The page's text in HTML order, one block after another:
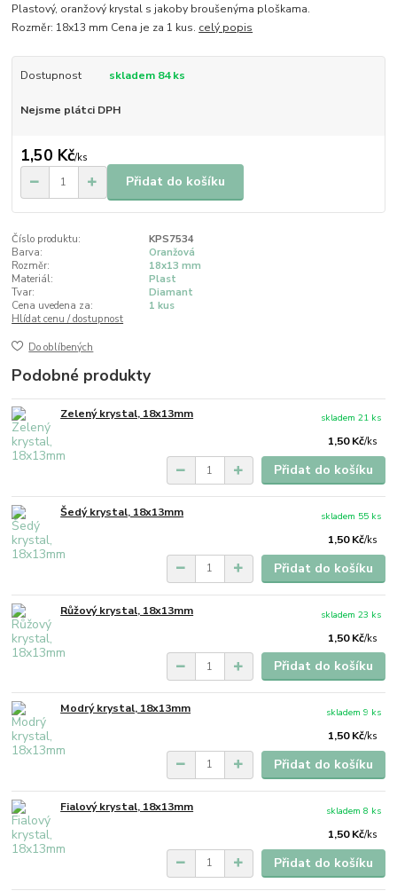
Plastový, oranžový krystal s jakoby broušenýma ploškama.
Rozměr: 18x13 mm Cena je za 1 kus. celý popis
Dostupnost skladem 84 ks
Nejsme plátci DPH
1,50 Kč/ks
Přidat do košíku
Číslo produktu:
KPS7534
Barva:
Oranžová
Rozměr:
18x13 mm
Materiál:
Plast
Tvar:
Diamant
Cena uvedena za:
1 kus
Hlídat cenu / dostupnost
Do oblíbených
Podobné produkty
Zelený krystal, 18x13mm
1,50 Kč/ks
skladem 21 ks
Přidat do košíku
Šedý krystal, 18x13mm
1,50 Kč/ks
skladem 55 ks
Přidat do košíku
Růžový krystal, 18x13mm
1,50 Kč/ks
skladem 23 ks
Přidat do košíku
Modrý krystal, 18x13mm
1,50 Kč/ks
skladem 9 ks
Přidat do košíku
Fialový krystal, 18x13mm
1,50 Kč/ks
skladem 8 ks
Přidat do košíku